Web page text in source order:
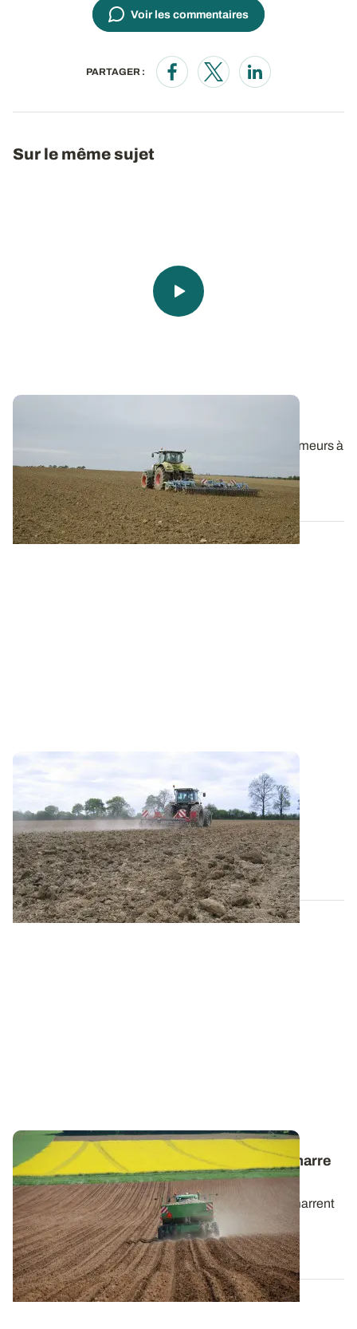
Voir les commentaires
PARTAGER :
Opens in a new window
Opens in a new window
Opens in a new
Sur le même sujet
Herses de déchaumage, bêches roulantes, déchaumeurs à
disques indépendants, cultivateurs...
11 AOÛT 2025
Structure du sol : les actions à suivre pour
corriger un tassement
Les interventions culturales en conditions humides
(comme les semis d'automne 2024)...
19 JUILL. 2025
Pomme de terre : la gestion de l’azote démarre
dès la plantation
Les chantiers de plantation de pomme de terre démarrent
depuis quelques semaines. Voici...
10 AVR. 2025